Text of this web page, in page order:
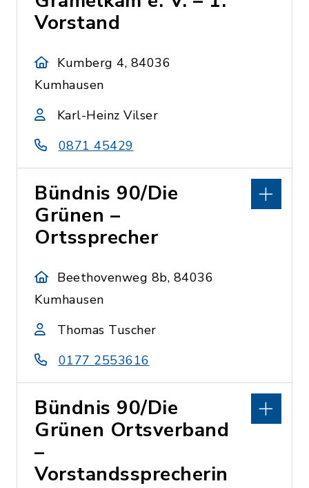
Vorstand
Kumberg 4, 84036
Kumhausen
Karl-Heinz Vilser
0871 45429
Bündnis 90/Die
Grünen –
Ortssprecher
Beethovenweg 8b, 84036
Kumhausen
Thomas Tuscher
0177 2553616
Bündnis 90/Die
Grünen Ortsverband
–
Vorstandssprecherin